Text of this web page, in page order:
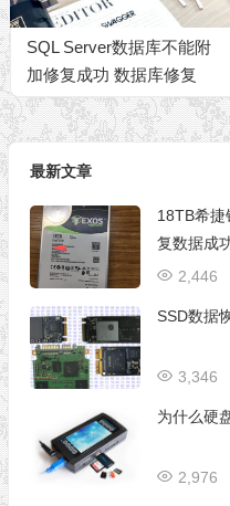
SQL Server数据库不能附
加修复成功 数据库修复
最新文章
18TB希捷
复数据成
2,446
SSD数据
3,346
为什么硬
2,976